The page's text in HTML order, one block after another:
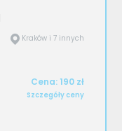
Kraków i 7 innych
Cena: 190 zł
Szczegóły ceny